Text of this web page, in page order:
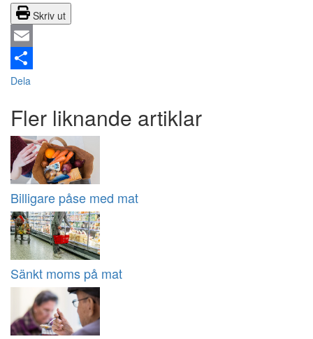
Skriv ut
Email
Dela
Fler liknande artiklar
Billigare påse med mat
Sänkt moms på mat